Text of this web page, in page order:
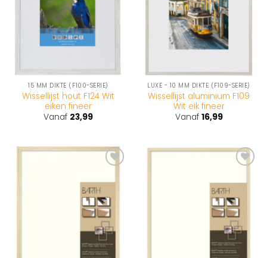
15 MM DIKTE (F100-SERIE)
Wissellijst hout F124 Wit
eiken fineer
Vanaf 23,99
LUXE - 10 MM DIKTE (F109-SERIE)
Wissellijst aluminium F109
Wit eik fineer
Vanaf 16,99
aan
wenslijst
aan
wenslijst